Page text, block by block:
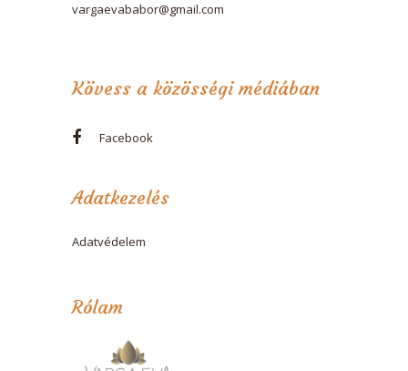
vargaevababor@gmail.com
Kövess a közösségi médiában
Facebook
Adatkezelés
Adatvédelem
Rólam